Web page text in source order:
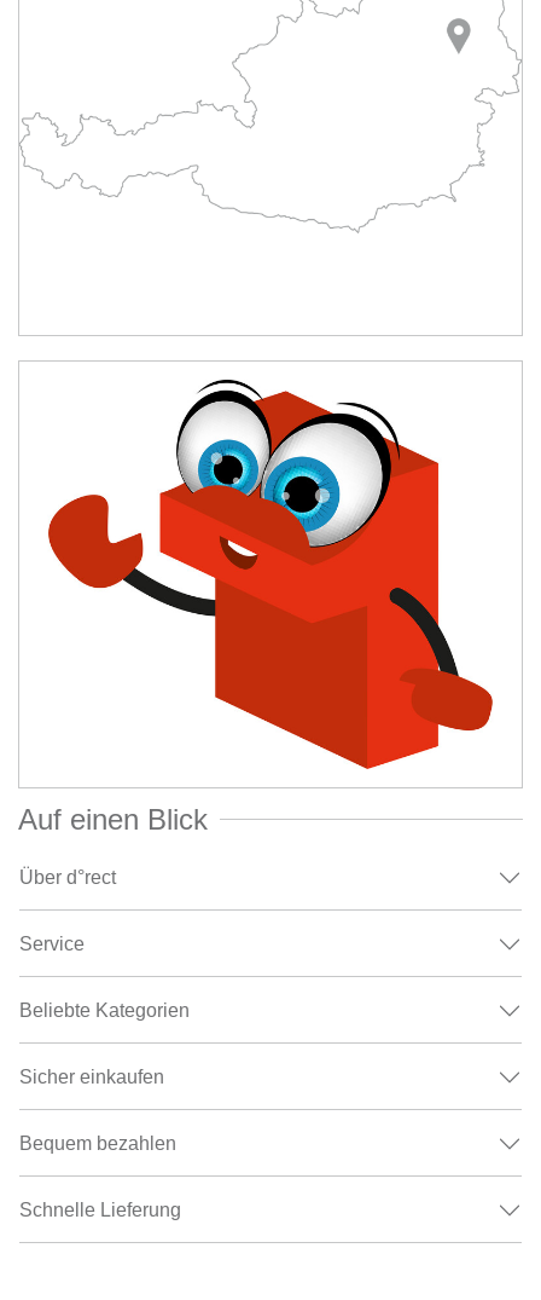
Auf einen Blick
Über d°rect
Service
Beliebte Kategorien
Sicher einkaufen
Bequem bezahlen
Schnelle Lieferung